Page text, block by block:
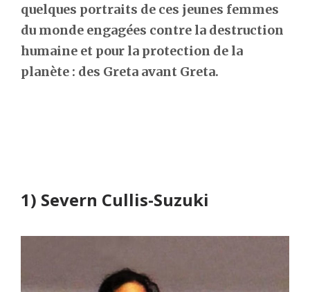
quelques portraits de ces jeunes femmes
du monde engagées contre la destruction
humaine et pour la protection de la
planète : des Greta avant Greta.
1) Severn Cullis-Suzuki